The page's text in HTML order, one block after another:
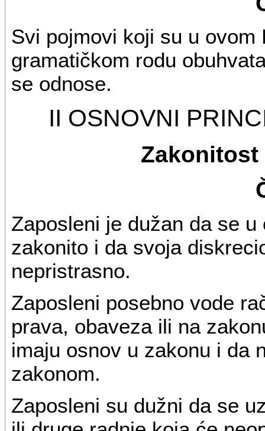
Svi pojmovi koji su u ovom
gramatičkom rodu
se odnose.
II OSNOVNI
Zaposleni je dužan da se
zakonito i da svoja
nepristrasno.
Zaposleni posebno vode
prava, obaveza ili na
imaju osnov u zakonu i da
zakonom.
Zaposleni su dužni da se